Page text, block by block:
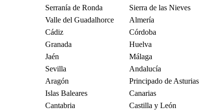
Serranía de Ronda
Sierra de las Nieves
Valle del Guadalhorce
Almería
Cádiz
Córdoba
Granada
Huelva
Jaén
Málaga
Sevilla
Andalucía
Aragón
Principado de Asturias
Islas Baleares
Canarias
Cantabria
Castilla y León